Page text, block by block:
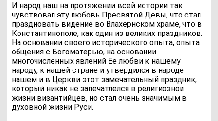
И народ наш на протяжении всей истории так
чувствовал эту любовь Пресвятой Девы, что стал
праздновать видение во Влахернском храме, что в
Константинополе, как один из великих праздников.
На основании своего исторического опыта, опыта
общения с Богоматерью, на основании
многочисленных явлений Ее любви к нашему
народу, к нашей стране и утвердился в народе
нашем и в Церкви этот замечательный праздник,
который никак не запечатлелся в религиозной
жизни византийцев, но стал очень значимым в
духовной жизни Руси.